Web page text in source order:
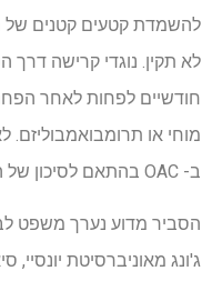
להשמדת קטעים קטנים של
מוחי או
ב- OAC בהתאם לסיכון של המטופל לשבץ מוחי.
הסביר מדוע נערך משפט
ג'ונג מאוניברסיטת יונסיי,